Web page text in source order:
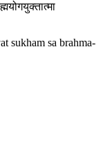
sukham sa brahma-